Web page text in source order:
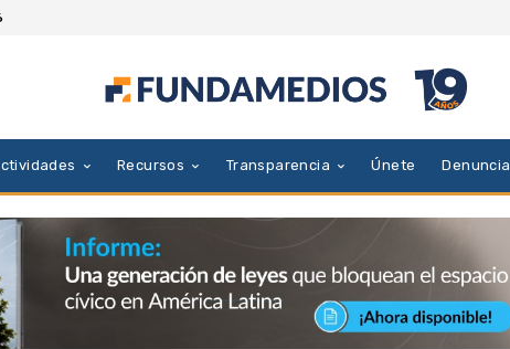
Recursos Transparencia Únete Denuncia